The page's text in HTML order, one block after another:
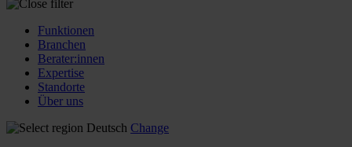
Funktionen
Branchen
Berater:innen
Expertise
Standorte
Über uns
Deutsch Change